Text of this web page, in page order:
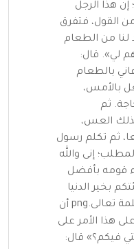
إن هذا الرجل
القول، فتفرق
لنا من الطعام
لي». قال:
بالطعام
بالأمس،
ثم
العس،
ثم تكلم رسول
إنى والله
قومه بأفضل
بخير الدنيا
أن
هذا الأمر على
فيكم؟» قال: